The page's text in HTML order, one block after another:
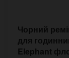
Чорний
для
Elephant